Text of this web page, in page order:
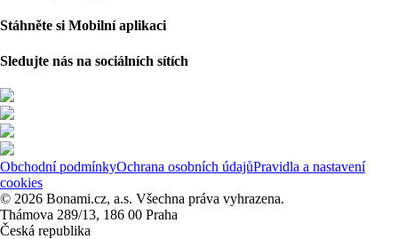
Stáhněte si Mobilní aplikaci
Sledujte nás na sociálních sítích
Obchodní podmínkyOchrana osobních údajůPravidla a nastavení
cookies
© 2026 Bonami.cz, a.s. Všechna práva vyhrazena.
Thámova 289/13, 186 00 Praha
Česká republika